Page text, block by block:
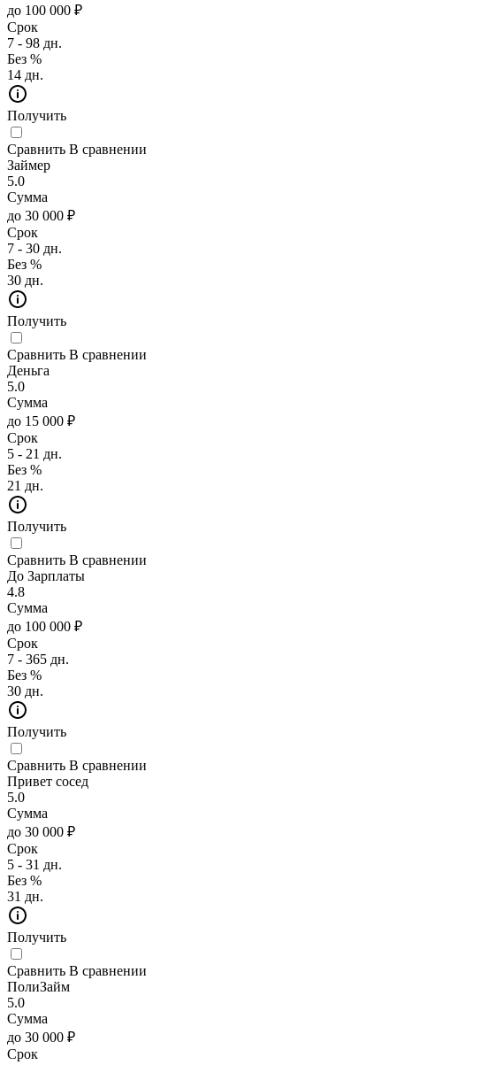
до 100 000 ₽
Срок
7 - 98 дн.
Без %
14 дн.
Получить
Сравнить В сравнении
Займер
5.0
Сумма
до 30 000 ₽
Срок
7 - 30 дн.
Без %
30 дн.
Получить
Сравнить В сравнении
Деньга
5.0
Сумма
до 15 000 ₽
Срок
5 - 21 дн.
Без %
21 дн.
Получить
Сравнить В сравнении
До Зарплаты
4.8
Сумма
до 100 000 ₽
Срок
7 - 365 дн.
Без %
30 дн.
Получить
Сравнить В сравнении
Привет сосед
5.0
Сумма
до 30 000 ₽
Срок
5 - 31 дн.
Без %
31 дн.
Получить
Сравнить В сравнении
ПолиЗайм
5.0
Сумма
до 30 000 ₽
Срок